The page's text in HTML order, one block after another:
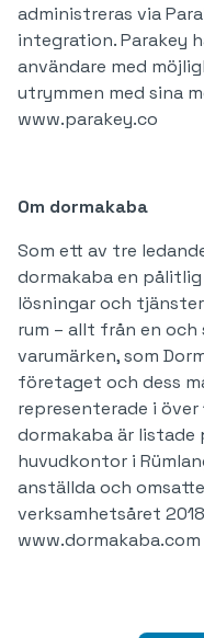
administreras via
integration. Parakey
användare med
utrymmen med sina
www.parakey.co
Om dormakaba
Som ett av tre
dormakaba en
lösningar och
rum – allt från en och
varumärken, som
företaget och dess
representerade i över
dormakaba är listade
huvudkontor i
anställda och
verksamhetsåret
www.dormakaba.com